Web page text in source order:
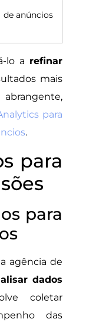
anúncios
lo a refinar
mais
para
.
para
para
agência de
dados
coletar
das